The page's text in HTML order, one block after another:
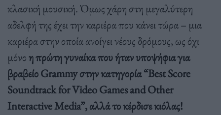
κλασική μουσική. Όμως χάρη στη μεγαλύτερη
αδελφή της έχει την καριέρα που κάνει τώρα – μια
καριέρα στην οποία ανοίγει νέους δρόμους, ως όχι
μόνοη πρώτη γυναίκα που ήταν υποψήφια για
βραβείο Grammy στην κατηγορία “Best Score
Soundtrack for Video Games and Other
Interactive Media”, αλλά το κέρδισε κιόλας!